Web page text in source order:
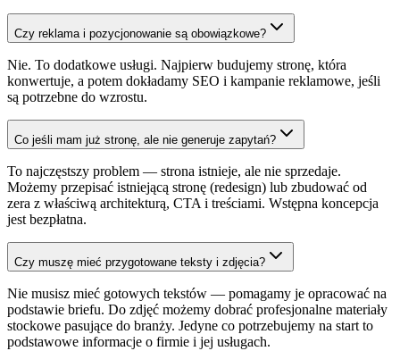
Czy reklama i pozycjonowanie są obowiązkowe?
Nie. To dodatkowe usługi. Najpierw budujemy stronę, która
konwertuje, a potem dokładamy SEO i kampanie reklamowe, jeśli
są potrzebne do wzrostu.
Co jeśli mam już stronę, ale nie generuje zapytań?
To najczęstszy problem — strona istnieje, ale nie sprzedaje.
Możemy przepisać istniejącą stronę (redesign) lub zbudować od
zera z właściwą architekturą, CTA i treściami. Wstępna koncepcja
jest bezpłatna.
Czy muszę mieć przygotowane teksty i zdjęcia?
Nie musisz mieć gotowych tekstów — pomagamy je opracować na
podstawie briefu. Do zdjęć możemy dobrać profesjonalne materiały
stockowe pasujące do branży. Jedyne co potrzebujemy na start to
podstawowe informacje o firmie i jej usługach.